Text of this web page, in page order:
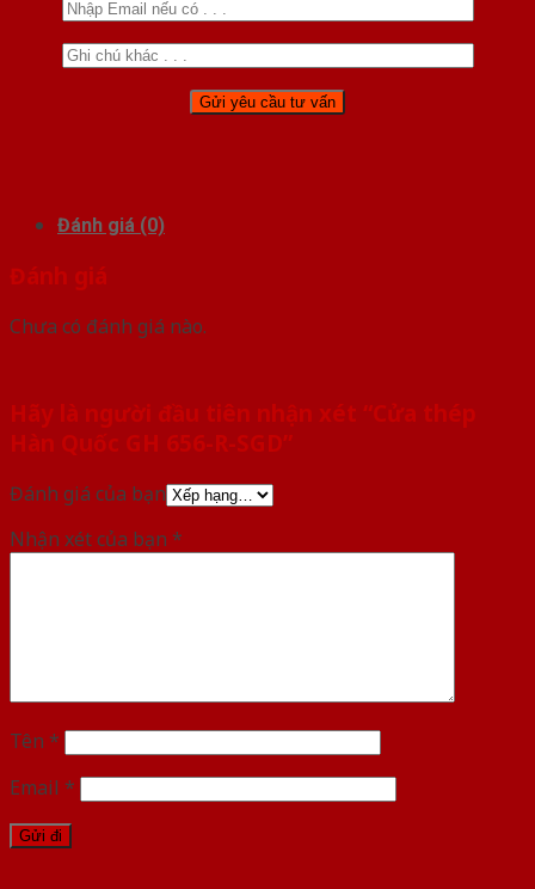
Đánh giá (0)
Đánh giá
Chưa có đánh giá nào.
Hãy là người đầu tiên nhận xét “Cửa thép
Hàn Quốc GH 656-R-SGD”
Đánh giá của bạn
Nhận xét của bạn *
Tên *
Email *